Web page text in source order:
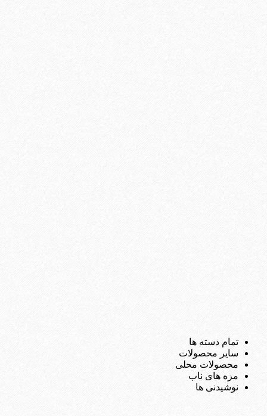
تمام دسته ها
سایر محصولات
محصولات محلی
مزه های ناب
نوشیدنی ها